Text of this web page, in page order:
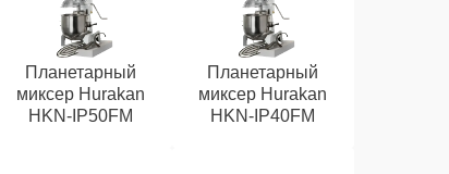
Планетарный
миксер Hurakan
HKN-IP50FM
Планетарный
миксер Hurakan
HKN-IP40FM